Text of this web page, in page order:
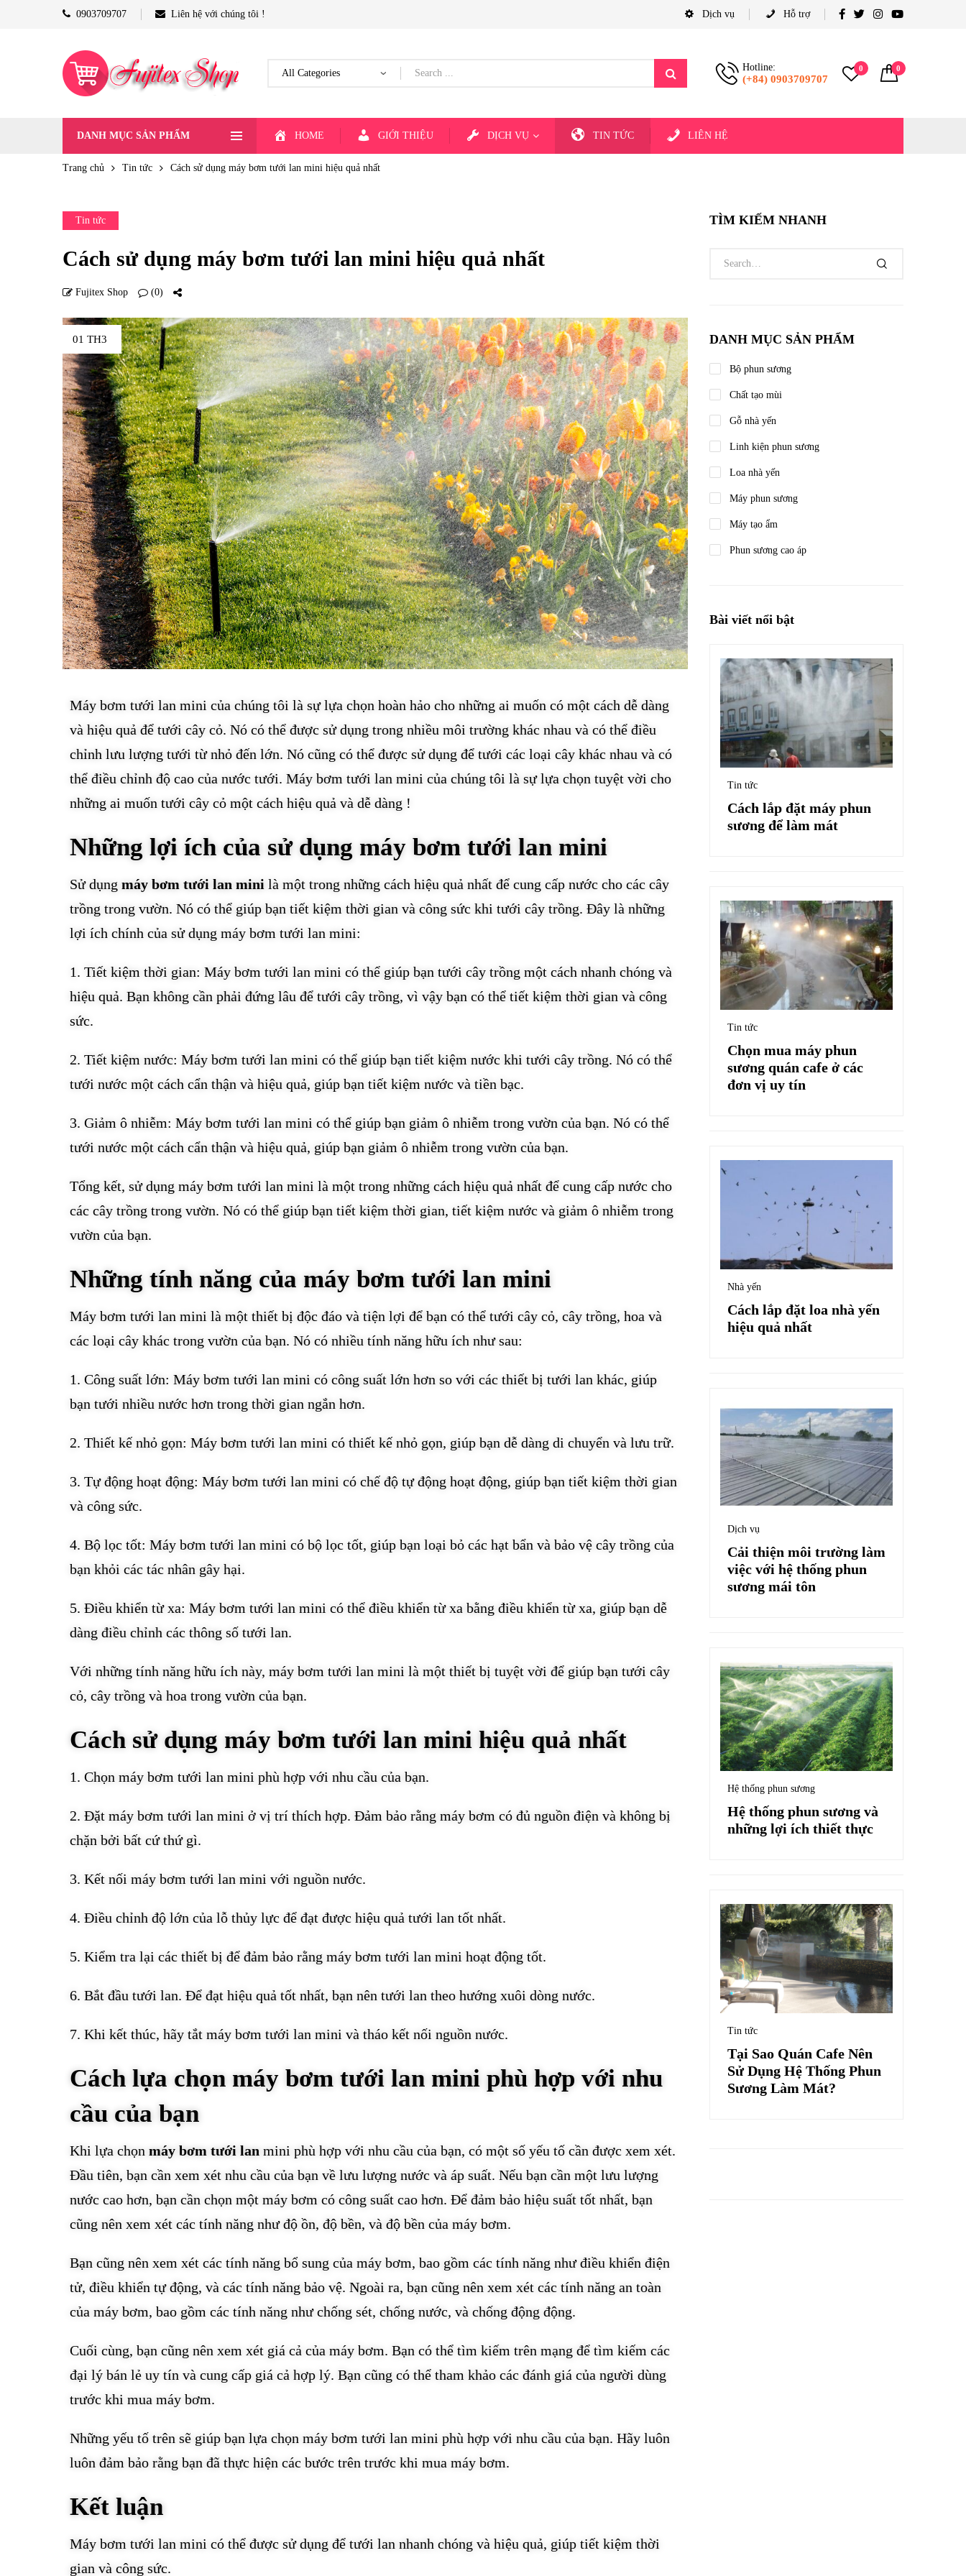
0903709707 Liên hệ với chúng tôi ! Dịch vụ Hỗ trợ
Hotline:
(+84) 0903709707
0 0
DANH MỤC SẢN PHẨM HOME GIỚI THIỆU DỊCH VỤ TIN TỨC LIÊN HỆ
Trang chủ Tin tức Cách sử dụng máy bơm tưới lan mini hiệu quả nhất
Tin tức
Cách sử dụng máy bơm tưới lan mini hiệu quả nhất
Fujitex Shop (0)
01 TH3
Máy bơm tưới lan mini của chúng tôi là sự lựa chọn hoàn hảo cho những ai muốn có một cách dễ dàng
và hiệu quả để tưới cây cỏ. Nó có thể được sử dụng trong nhiều môi trường khác nhau và có thể điều
chỉnh lưu lượng tưới từ nhỏ đến lớn. Nó cũng có thể được sử dụng để tưới các loại cây khác nhau và có
thể điều chỉnh độ cao của nước tưới. Máy bơm tưới lan mini của chúng tôi là sự lựa chọn tuyệt vời cho
những ai muốn tưới cây cỏ một cách hiệu quả và dễ dàng !
Những lợi ích của sử dụng máy bơm tưới lan mini
Sử dụng máy bơm tưới lan mini là một trong những cách hiệu quả nhất để cung cấp nước cho các cây
trồng trong vườn. Nó có thể giúp bạn tiết kiệm thời gian và công sức khi tưới cây trồng. Đây là những
lợi ích chính của sử dụng máy bơm tưới lan mini:
1. Tiết kiệm thời gian: Máy bơm tưới lan mini có thể giúp bạn tưới cây trồng một cách nhanh chóng và
hiệu quả. Bạn không cần phải đứng lâu để tưới cây trồng, vì vậy bạn có thể tiết kiệm thời gian và công
sức.
2. Tiết kiệm nước: Máy bơm tưới lan mini có thể giúp bạn tiết kiệm nước khi tưới cây trồng. Nó có thể
tưới nước một cách cẩn thận và hiệu quả, giúp bạn tiết kiệm nước và tiền bạc.
3. Giảm ô nhiễm: Máy bơm tưới lan mini có thể giúp bạn giảm ô nhiễm trong vườn của bạn. Nó có thể
tưới nước một cách cẩn thận và hiệu quả, giúp bạn giảm ô nhiễm trong vườn của bạn.
Tổng kết, sử dụng máy bơm tưới lan mini là một trong những cách hiệu quả nhất để cung cấp nước cho
các cây trồng trong vườn. Nó có thể giúp bạn tiết kiệm thời gian, tiết kiệm nước và giảm ô nhiễm trong
vườn của bạn.
Những tính năng của máy bơm tưới lan mini
Máy bơm tưới lan mini là một thiết bị độc đáo và tiện lợi để bạn có thể tưới cây cỏ, cây trồng, hoa và
các loại cây khác trong vườn của bạn. Nó có nhiều tính năng hữu ích như sau:
1. Công suất lớn: Máy bơm tưới lan mini có công suất lớn hơn so với các thiết bị tưới lan khác, giúp
bạn tưới nhiều nước hơn trong thời gian ngắn hơn.
2. Thiết kế nhỏ gọn: Máy bơm tưới lan mini có thiết kế nhỏ gọn, giúp bạn dễ dàng di chuyển và lưu trữ.
3. Tự động hoạt động: Máy bơm tưới lan mini có chế độ tự động hoạt động, giúp bạn tiết kiệm thời gian
và công sức.
4. Bộ lọc tốt: Máy bơm tưới lan mini có bộ lọc tốt, giúp bạn loại bỏ các hạt bẩn và bảo vệ cây trồng của
bạn khỏi các tác nhân gây hại.
5. Điều khiển từ xa: Máy bơm tưới lan mini có thể điều khiển từ xa bằng điều khiển từ xa, giúp bạn dễ
dàng điều chỉnh các thông số tưới lan.
Với những tính năng hữu ích này, máy bơm tưới lan mini là một thiết bị tuyệt vời để giúp bạn tưới cây
cỏ, cây trồng và hoa trong vườn của bạn.
Cách sử dụng máy bơm tưới lan mini hiệu quả nhất
1. Chọn máy bơm tưới lan mini phù hợp với nhu cầu của bạn.
2. Đặt máy bơm tưới lan mini ở vị trí thích hợp. Đảm bảo rằng máy bơm có đủ nguồn điện và không bị
chặn bởi bất cứ thứ gì.
3. Kết nối máy bơm tưới lan mini với nguồn nước.
4. Điều chỉnh độ lớn của lỗ thủy lực để đạt được hiệu quả tưới lan tốt nhất.
5. Kiểm tra lại các thiết bị để đảm bảo rằng máy bơm tưới lan mini hoạt động tốt.
6. Bắt đầu tưới lan. Để đạt hiệu quả tốt nhất, bạn nên tưới lan theo hướng xuôi dòng nước.
7. Khi kết thúc, hãy tắt máy bơm tưới lan mini và tháo kết nối nguồn nước.
Cách lựa chọn máy bơm tưới lan mini phù hợp với nhu
cầu của bạn
Khi lựa chọn máy bơm tưới lan mini phù hợp với nhu cầu của bạn, có một số yếu tố cần được xem xét.
Đầu tiên, bạn cần xem xét nhu cầu của bạn về lưu lượng nước và áp suất. Nếu bạn cần một lưu lượng
nước cao hơn, bạn cần chọn một máy bơm có công suất cao hơn. Để đảm bảo hiệu suất tốt nhất, bạn
cũng nên xem xét các tính năng như độ ồn, độ bền, và độ bền của máy bơm.
Bạn cũng nên xem xét các tính năng bổ sung của máy bơm, bao gồm các tính năng như điều khiển điện
tử, điều khiển tự động, và các tính năng bảo vệ. Ngoài ra, bạn cũng nên xem xét các tính năng an toàn
của máy bơm, bao gồm các tính năng như chống sét, chống nước, và chống động động.
Cuối cùng, bạn cũng nên xem xét giá cả của máy bơm. Bạn có thể tìm kiếm trên mạng để tìm kiếm các
đại lý bán lẻ uy tín và cung cấp giá cả hợp lý. Bạn cũng có thể tham khảo các đánh giá của người dùng
trước khi mua máy bơm.
Những yếu tố trên sẽ giúp bạn lựa chọn máy bơm tưới lan mini phù hợp với nhu cầu của bạn. Hãy luôn
luôn đảm bảo rằng bạn đã thực hiện các bước trên trước khi mua máy bơm.
Kết luận
Máy bơm tưới lan mini có thể được sử dụng để tưới lan nhanh chóng và hiệu quả, giúp tiết kiệm thời
gian và công sức.
TÌM KIẾM NHANH
DANH MỤC SẢN PHẨM
Bộ phun sương
Chất tạo mùi
Gỗ nhà yến
Linh kiện phun sương
Loa nhà yến
Máy phun sương
Máy tạo ẩm
Phun sương cao áp
Bài viết nổi bật
Tin tức
Cách lắp đặt máy phun
sương để làm mát
Tin tức
Chọn mua máy phun
sương quán cafe ở các
đơn vị uy tín
Nhà yến
Cách lắp đặt loa nhà yến
hiệu quả nhất
Dịch vụ
Cải thiện môi trường làm
việc với hệ thống phun
sương mái tôn
Hệ thống phun sương
Hệ thống phun sương và
những lợi ích thiết thực
Tin tức
Tại Sao Quán Cafe Nên
Sử Dụng Hệ Thống Phun
Sương Làm Mát?